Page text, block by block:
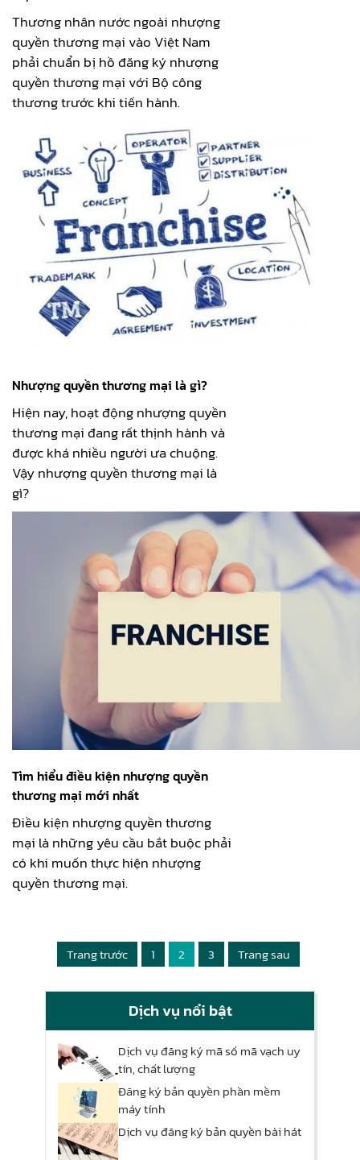
Thương nhân nước ngoài nhượng
quyền thương mại vào Việt Nam
phải chuẩn bị hồ đăng ký nhượng
quyền thương mại với Bộ công
thương trước khi tiến hành.
Nhượng quyền thương mại là gì?
Hiện nay, hoạt động nhượng quyền
thương mại đang rất thịnh hành và
được khá nhiều người ưa chuộng.
Vậy nhượng quyền thương mại là
gì?
Tìm hiểu điều kiện nhượng quyền
thương mại mới nhất
Điều kiện nhượng quyền thương
mại là những yêu cầu bắt buộc phải
có khi muốn thực hiện nhượng
quyền thương mại.
Trang trước 1 2 3 Trang sau
Dịch vụ nổi bật
Dịch vụ đăng ký mã số mã vạch uy
tín, chất lượng
Đăng ký bản quyền phần mềm
máy tính
Dịch vụ đăng ký bản quyền bài hát